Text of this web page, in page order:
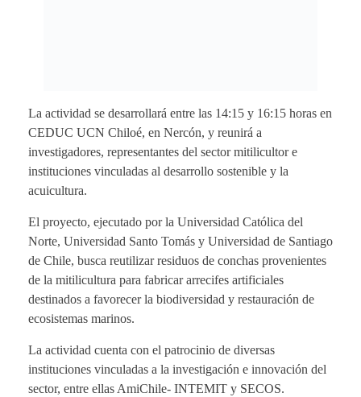
La actividad se desarrollará entre las 14:15 y 16:15 horas en
CEDUC UCN Chiloé, en Nercón, y reunirá a
investigadores, representantes del sector mitilicultor e
instituciones vinculadas al desarrollo sostenible y la
acuicultura.
El proyecto, ejecutado por la Universidad Católica del
Norte, Universidad Santo Tomás y Universidad de Santiago
de Chile, busca reutilizar residuos de conchas provenientes
de la mitilicultura para fabricar arrecifes artificiales
destinados a favorecer la biodiversidad y restauración de
ecosistemas marinos.
La actividad cuenta con el patrocinio de diversas
instituciones vinculadas a la investigación e innovación del
sector, entre ellas AmiChile- INTEMIT y SECOS.